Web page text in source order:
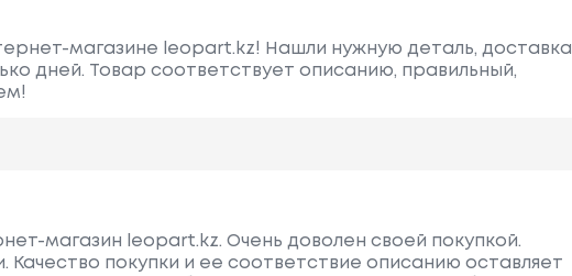
магазине leopart.kz! Нашли нужную деталь, доставка
дней. Товар соответствует описанию, правильный,
магазин leopart.kz. Очень доволен своей покупкой.
Качество покупки и ее соответствие описанию оставляет